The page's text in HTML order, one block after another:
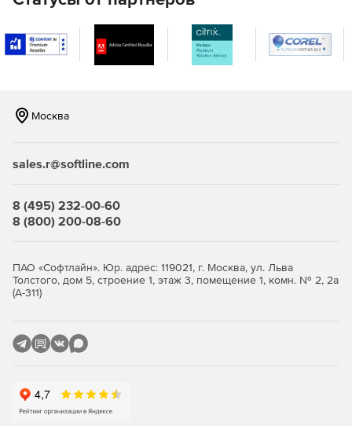
Поддержку ролевой модели управления доступом
администрированию виртуальной инфраструктурой.
Поддержку задач масштабирования виртуальной
аппаратного обеспечения.
анализу функционирования виртуальной
Москва
sales.r@softline.com
8 (495) 232-00-60
8 (800) 200-08-60
ПАО «Софтлайн». Юр. адрес: 119021, г. Москва, ул. Льва
Толстого, дом 5, строение 1, этаж 3, помещение 1, комн. № 2, 2а
(А-311)